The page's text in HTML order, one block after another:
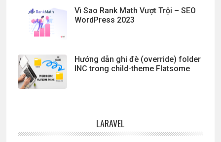
Vì Sao Rank Math Vượt Trội – SEO
WordPress 2023
Hướng dẫn ghi đè (override) folder
INC trong child-theme Flatsome
LARAVEL